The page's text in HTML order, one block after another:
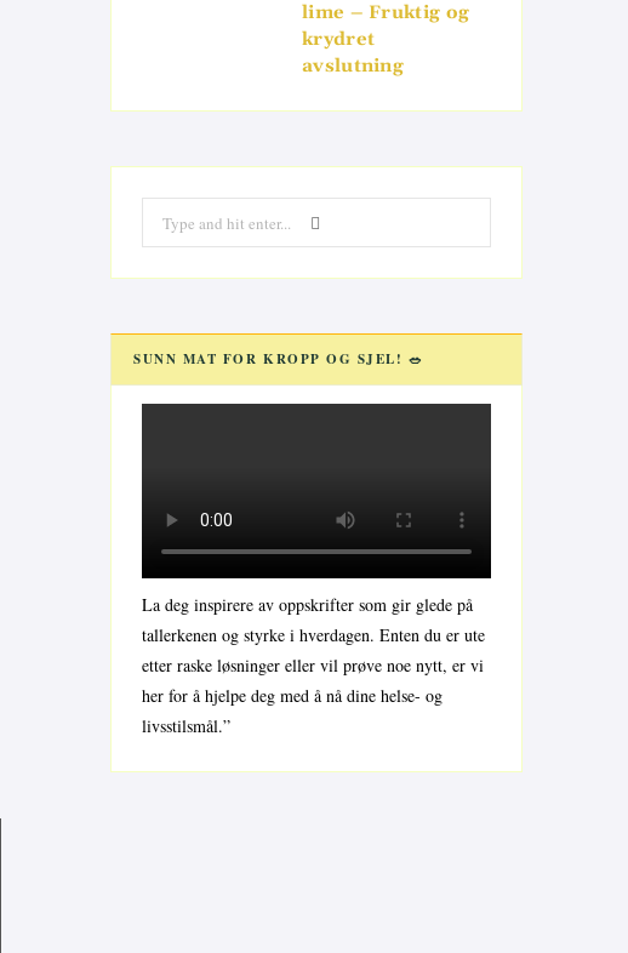
lime – Fruktig og
krydret
avslutning
for:
SUNN MAT FOR KROPP OG SJEL! 🥗
La deg inspirere av oppskrifter som gir glede på
tallerkenen og styrke i hverdagen. Enten du er ute
etter raske løsninger eller vil prøve noe nytt, er vi
her for å hjelpe deg med å nå dine helse- og
livsstilsmål.”